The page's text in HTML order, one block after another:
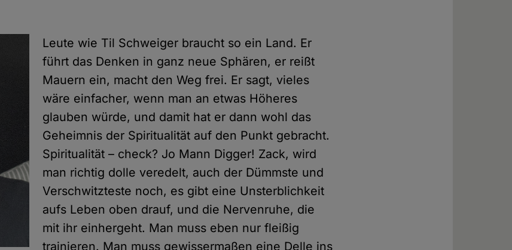
Leute wie Til Schweiger braucht so ein Land. Er
führt das Denken in ganz neue Sphären, er reißt
Mauern ein, macht den Weg frei. Er sagt, vieles
wäre einfacher, wenn man an etwas Höheres
glauben würde, und damit hat er dann wohl das
Geheimnis der Spiritualität auf den Punkt gebracht.
Spiritualität – check? Jo Mann Digger! Zack, wird
man richtig dolle veredelt, auch der Dümmste und
Verschwitzteste noch, es gibt eine Unsterblichkeit
aufs Leben oben drauf, und die Nervenruhe, die
mit ihr einhergeht. Man muss eben nur fleißig
trainieren. Man muss gewissermaßen eine Delle ins